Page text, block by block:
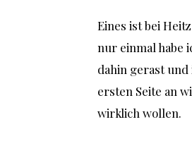
Eines ist bei
nur einmal habe
dahin gerast
ersten Seite an
wirklich wollen.